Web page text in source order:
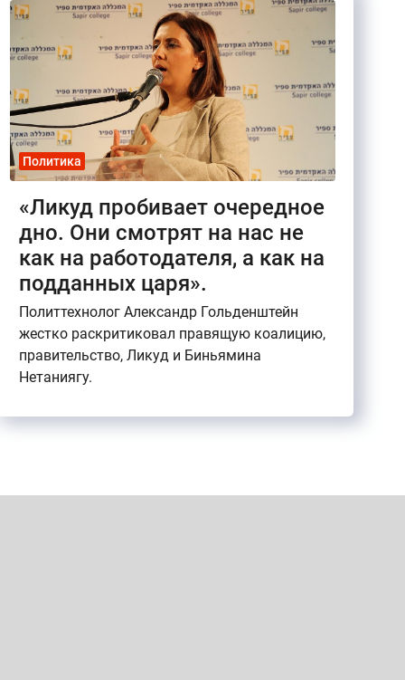
Политика
«Ликуд пробивает очередное
дно. Они смотрят на нас не
как на работодателя, а как на
подданных царя».
Политтехнолог Александр Гольденштейн
жестко раскритиковал правящую коалицию,
правительство, Ликуд и Биньямина
Нетаниягу.